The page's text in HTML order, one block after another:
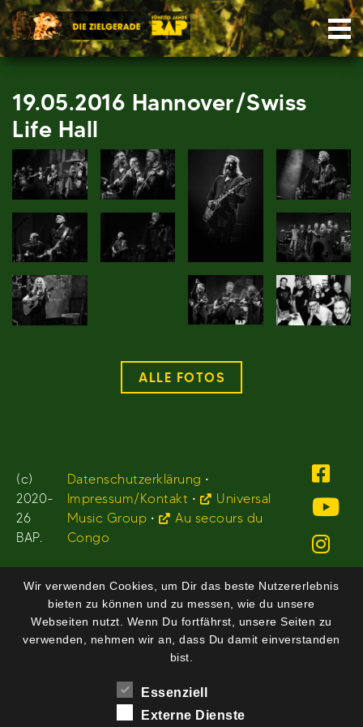
Skip
to
content
19.05.2016 Hannover/Swiss
Life Hall
ALLE FOTOS
(c)
2020-
26
BAP.
Datenschutzerklärung •
Impressum/Kontakt •
Universal
Music Group •
Au secours du
Congo
Wir verwenden Cookies, um Dir das beste Nutzererlebnis
bieten zu können und zu messen, wie du unsere
Webseiten nutzt. Wenn Du fortfährst, unsere Seiten zu
verwenden, nehmen wir an, dass Du damit einverstanden
bist.
Essenziell
Externe Dienste